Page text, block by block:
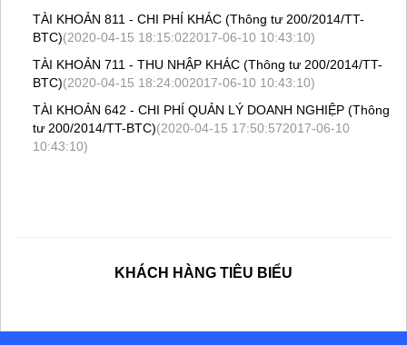
TÀI KHOẢN 811 - CHI PHÍ KHÁC (Thông tư 200/2014/TT-
BTC)(2020-04-15 18:15:022017-06-10 10:43:10)
TÀI KHOẢN 711 - THU NHẬP KHÁC (Thông tư 200/2014/TT-
BTC)(2020-04-15 18:24:002017-06-10 10:43:10)
TÀI KHOẢN 642 - CHI PHÍ QUẢN LÝ DOANH NGHIỆP (Thông
tư 200/2014/TT-BTC)(2020-04-15 17:50:572017-06-10
10:43:10)
KHÁCH HÀNG TIÊU BIỂU